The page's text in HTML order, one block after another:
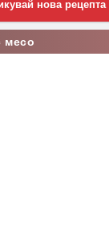
нова рецепта
с месо